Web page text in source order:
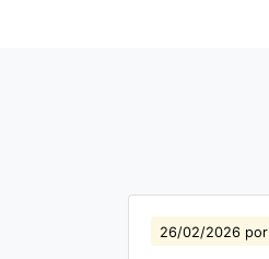
26/02/2026 por